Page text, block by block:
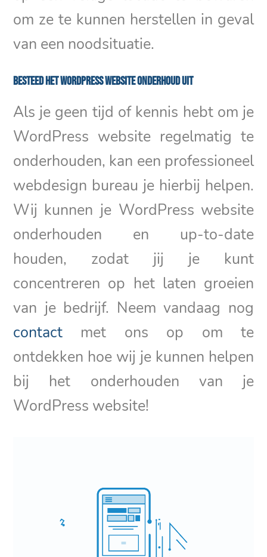
om ze te kunnen herstellen in geval
van een noodsituatie.
Besteed het WordPress website onderhoud uit
Als je geen tijd of kennis hebt om je
WordPress website regelmatig te
onderhouden, kan een professioneel
webdesign bureau je hierbij helpen.
Wij kunnen je WordPress website
onderhouden en up-to-date
houden, zodat jij je kunt
concentreren op het laten groeien
van je bedrijf. Neem vandaag nog
contactmet ons op om te
ontdekken hoe wij je kunnen helpen
bij het onderhouden van je
WordPress website!